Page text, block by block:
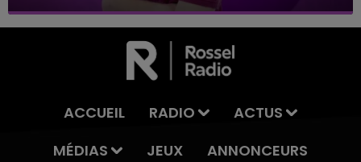
ACCUEIL RADIO
ACTUS
MÉDIAS
JEUX ANNONCEURS